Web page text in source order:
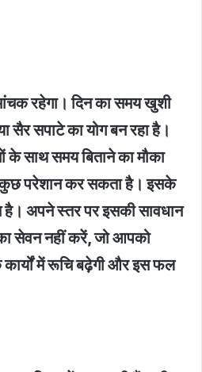
रहेगा। दिन का समय खुशी
सैर सपाटे का योग बन रहा है।
के साथ समय बिताने का मौका
कुछ परेशान कर सकता है। इसके
अपने स्तर पर इसकी सावधान
सेवन नहीं करें, जो आपको
में रूचि बढ़ेगी और इस फल